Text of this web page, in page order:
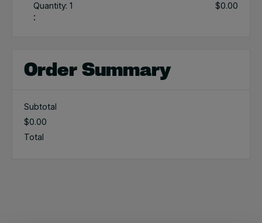
Quantity: 1
:
$0.00
Order Summary
Subtotal
$0.00
Total